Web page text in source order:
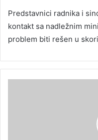
Predstavnici radnika i
kontakt sa nadležnim
problem biti rešen u